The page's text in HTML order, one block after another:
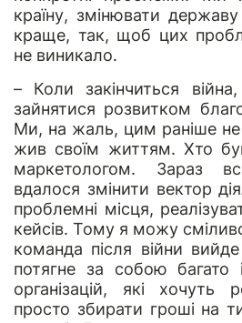
країну, змінювати
краще, так, щоб цих
не виникало.
– Коли закінчиться
зайнятися розвитком
Ми, на жаль, цим раніше
жив своїм життям. Хто
маркетологом. Зараз
вдалося змінити вектор
проблемні місця,
кейсів. Тому я можу
команда після війни
потягне за собою багато
організацій, які хочуть
просто збирати гроші на